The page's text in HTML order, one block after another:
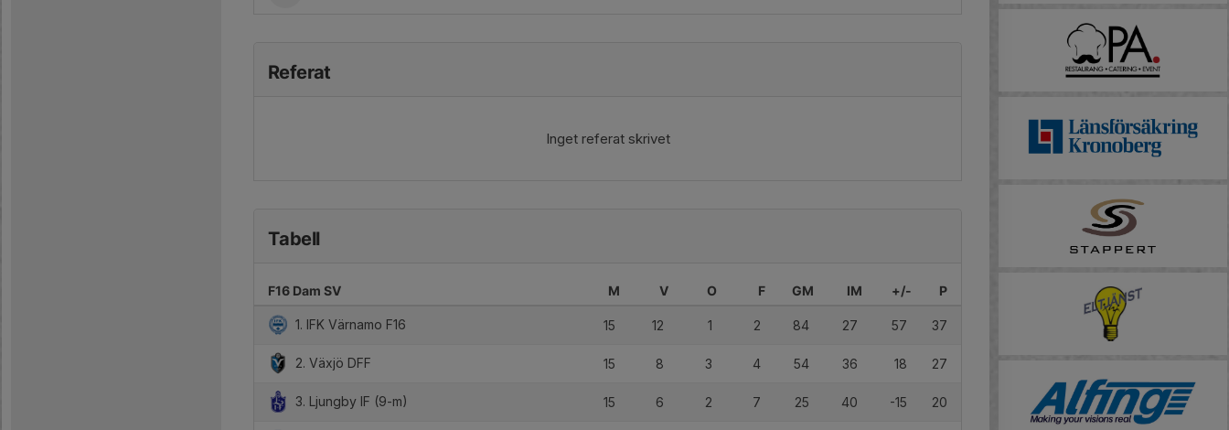
Referat
Inget referat skrivet
Tabell
F16 Dam SV M V O F GM IM +/- P
1. IFK Värnamo F16 15 12 1 2 84 27 57 37
2. Växjö DFF 15 8 3 4 54 36 18 27
3. Ljungby IF (9-m) 15 6 2 7 25 40 -15 20